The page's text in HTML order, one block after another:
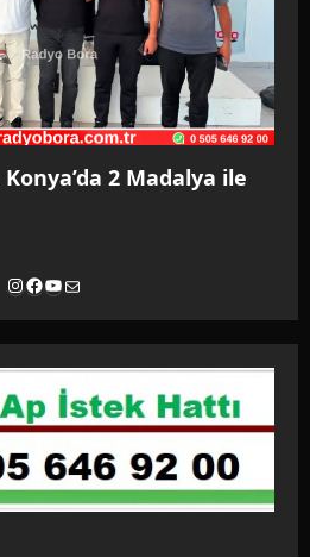
Konya’da 2 Madalya ile
Instagram
Facebook
YouTube
E-posta